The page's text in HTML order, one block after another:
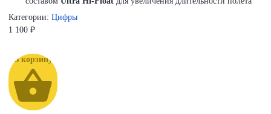
Категории: Цифры
1 100 ₽